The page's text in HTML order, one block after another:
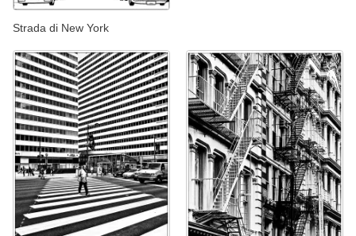
Strada di New York